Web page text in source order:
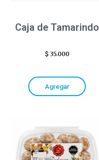
Caja de Tamarindo
$ 35.000
Agregar